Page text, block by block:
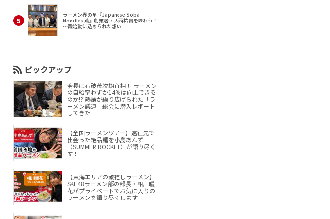
ラーメン界の星『Japanese Soba
Noodles 蔦』創業者・大西祐貴を味わう！
～再始動に込められた想い
ピックアップ
会長は石破茂次期首相！ ラーメン
の自給率わずか14％は向上できる
のか!? 熱論が繰り広げられた「ラ
ーメン議連」総会に潜入レポート
してきた
【全国ラーメンツアー】遠征先で
出会った絶品麺を小島あんず
（SUMMER ROCKET）が語り尽く
す！
【東海エリアの激推しラーメン】
SKE48ラーメン部の部長・相川暖
花がプライベートでお気に入りの
ラーメンを語り尽くします